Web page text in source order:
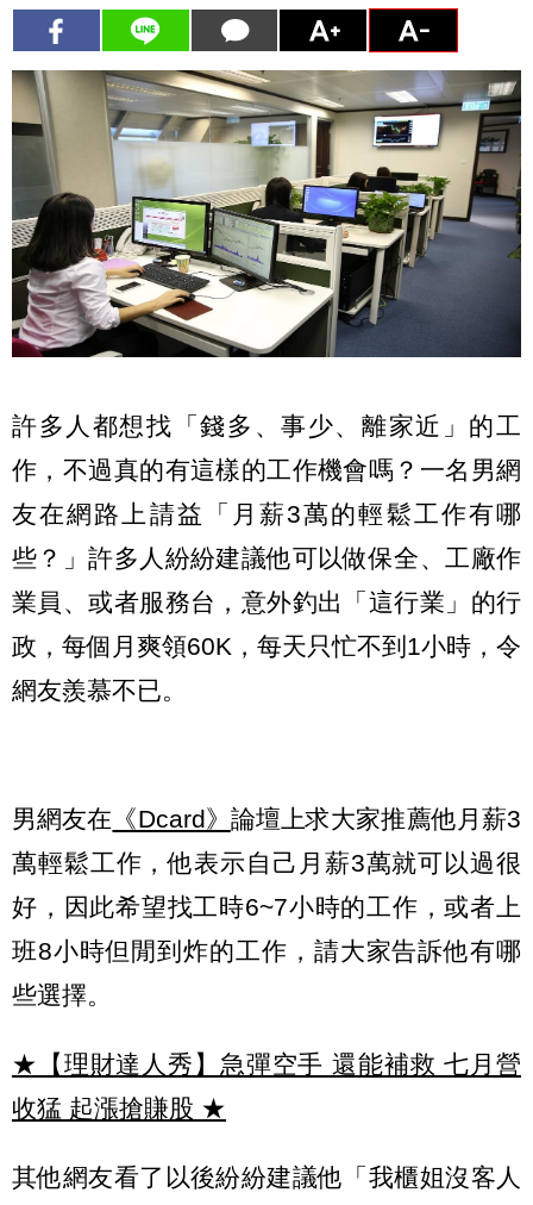
許多人都想找「錢多、事少、離家近」的工
作，不過真的有這樣的工作機會嗎？一名男網
友在網路上請益「月薪3萬的輕鬆工作有哪
些？」許多人紛紛建議他可以做保全、工廠作
業員、或者服務台，意外釣出「這行業」的行
政，每個月爽領60K，每天只忙不到1小時，令
網友羨慕不已。
男網友在 《Dcard》 論壇上求大家推薦他月薪3
萬輕鬆工作，他表示自己月薪3萬就可以過很
好，因此希望找工時6~7小時的工作，或者上
班8小時但閒到炸的工作，請大家告訴他有哪
些選擇。
★【理財達人秀】急彈空手 還能補救 七月營
收猛 起漲搶賺股 ★
其他網友看了以後紛紛建議他「我櫃姐沒客人